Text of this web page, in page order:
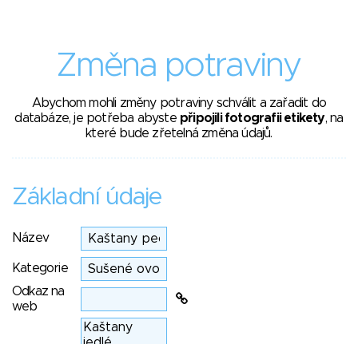
Změna potraviny
Abychom mohli změny potraviny schválit a zařadit do
databáze, je potřeba abyste připojili fotografii etikety, na
které bude zřetelná změna údajů.
Základní údaje
Název
Kategorie
Odkaz na
web